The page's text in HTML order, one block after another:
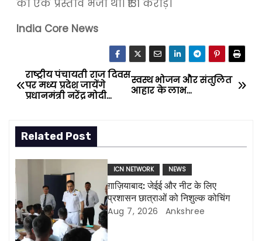
को एक प्रस्ताव भेजा था। ₹131 करोड़।
India Core News
P
o
s
t
n
a
v
स्वस्थ भोजन और संतुलित
आहार के लाभ…
राष्ट्रीय पंचायती राज दिवस
पर मध्य प्रदेश जायेंगे
प्रधानमंत्री नरेंद्र मोदी…
Related Post
ICN NETWORK NEWS
ग़ाज़ियाबाद: जेईई और नीट के लिए
प्रशासन छात्राओं को निशुल्क कोचिंग
Aug 7, 2026 Ankshree